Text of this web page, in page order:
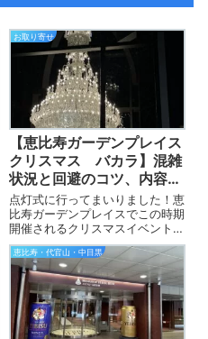
お取り寄せ
【恵比寿ガーデンプレイス
クリスマス バカラ】混雑
状況と回避のコツ、内容
は？動画付
点灯式に行ってまいりました！恵
比寿ガーデンプレイスでこの時期
開催されるクリスマスイベント、
バカライルミネーション！ 毎年
実際に行ってるいんげん
（s_ingen)が、混雑回避のコツ
をお伝えいたします。キッチンカ
ーの出店メニュー値段一覧も。
恵比寿・代官山・中目黒